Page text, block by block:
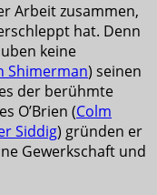
Arbeit zusammen,
hat. Denn
keine
Shimerman) seinen
der berühmte
O’Brien (Colm
Siddig) gründen er
Gewerkschaft und